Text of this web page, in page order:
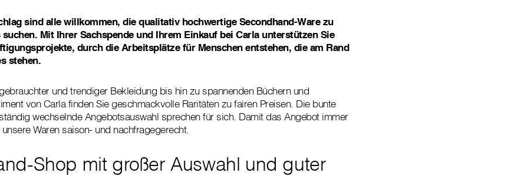
sind alle willkommen, die qualitativ hochwertige Secondhand-Ware zu
Mit Ihrer Sachspende und Ihrem Einkauf bei Carla unterstützen Sie
durch die Arbeitsplätze für Menschen entstehen, die am Rand
stehen.
und trendiger Bekleidung bis hin zu spannenden Büchern und
von Carla finden Sie geschmackvolle Raritäten zu fairen Preisen. Die bunte
wechselnde Angebotsauswahl sprechen für sich. Damit das Angebot immer
Waren saison- und nachfragegerecht.
Shop mit großer Auswahl und guter